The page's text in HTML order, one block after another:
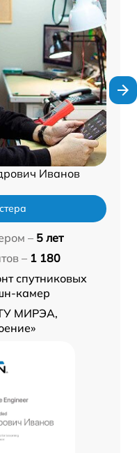
Иванов
– 5 лет
– 1 180
спутниковых
камер
МИРЭА,